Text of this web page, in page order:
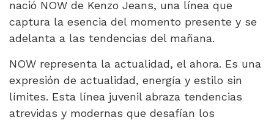
nació NOW de Kenzo Jeans, una línea que
captura la esencia del momento presente y se
adelanta a las tendencias del mañana.
NOW representa la actualidad, el ahora. Es una
expresión de actualidad, energía y estilo sin
límites. Esta línea juvenil abraza tendencias
atrevidas y modernas que desafían los